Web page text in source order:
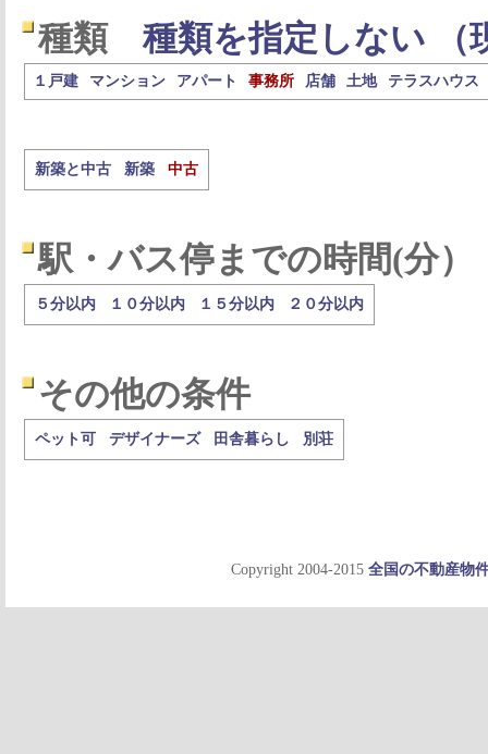
種類 種類を指定しない （
１戸建 マンション アパート 事務所 店舗 土地 テラスハウス
新築と中古 新築 中古
駅・バス停までの時間(分）
５分以内 １０分以内 １５分以内 ２０分以内
その他の条件
ペット可 デザイナーズ 田舎暮らし 別荘
Copyright 2004-2015 全国の不動産物